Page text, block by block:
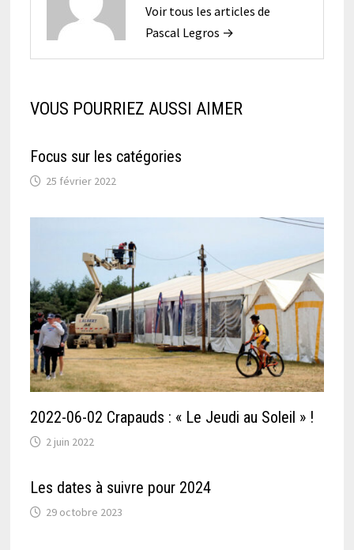
Voir tous les articles de
Pascal Legros →
VOUS POURRIEZ AUSSI AIMER
Focus sur les catégories
25 février 2022
2022-06-02 Crapauds : « Le Jeudi au Soleil » !
2 juin 2022
Les dates à suivre pour 2024
29 octobre 2023